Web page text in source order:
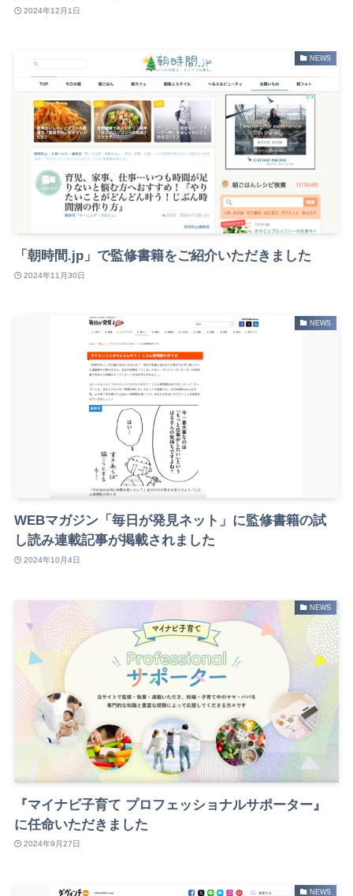
2024年12月1日
NEWS
「朝時間.jp」で監修書籍をご紹介いただきました
2024年11月30日
NEWS
WEBマガジン「毎日が発見ネット」に監修書籍の試
し読み連載記事が掲載されました
2024年10月4日
NEWS
『マイナビ子育て プロフェッショナルサポーター』
に任命いただきました
2024年9月27日
NEWS